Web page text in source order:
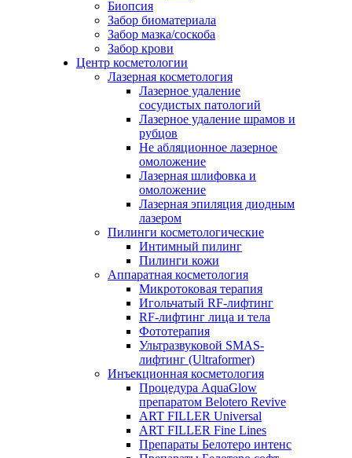
Биопсия
Забор биоматериала
Забор мазка/соскоба
Забор крови
Центр косметологии
Лазерная косметология
Лазерное удаление
сосудистых патологий
Лазерное удаление шрамов и
рубцов
Не абляционное лазерное
омоложение
Лазерная шлифовка и
омоложение
Лазерная эпиляция диодным
лазером
Пилинги косметологические
Интимный пилинг
Пилинги кожи
Аппаратная косметология
Микротоковая терапия
Игольчатый RF-лифтинг
RF-лифтинг лица и тела
Фототерапия
Ультразвуковой SMAS-
лифтинг (Ultraformer)
Инъекционная косметология
Процедура AquaGlow
препаратом Belotero Revive
ART FILLER Universal
ART FILLER Fine Lines
Препараты Белотеро интенс